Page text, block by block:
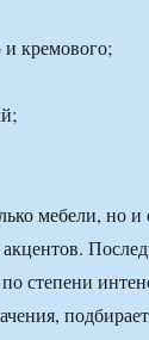
кремового;
мебели, но
степени